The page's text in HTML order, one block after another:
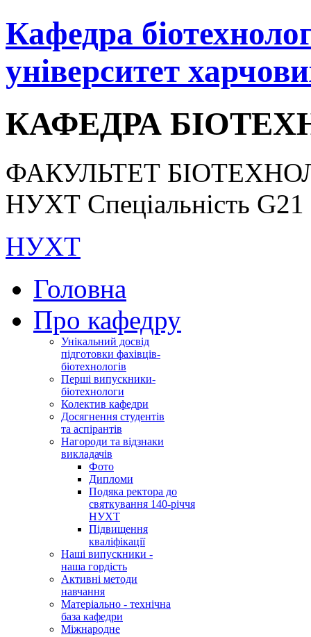
Кафедра
університет
КАФЕДРА
ФАКУЛЬТЕТ
НУХТ Спеціальність G21
НУХТ
Головна
Про кафедру
Унікальний досвід
підготовки фахівців-
біотехнологів
Перші випускники-
біотехнологи
Колектив кафедри
Досягнення студентів
та аспірантів
Нагороди та відзнаки
викладачів
Фото
Дипломи
Подяка ректора до
святкування 140-річчя
НУХТ
Підвищення
кваліфікації
Наші випускники -
наша гордість
Активні методи
навчання
Матеріально - технічна
база кафедри
Міжнародне